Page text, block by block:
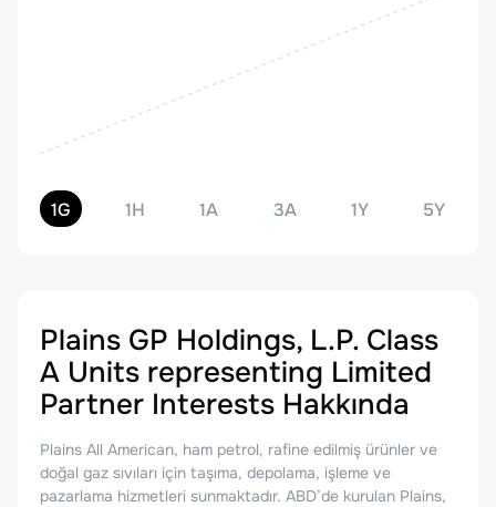
1G 1H 1A 3A 1Y 5Y
Plains GP Holdings, L.P. Class
A Units representing Limited
Partner Interests Hakkında
Plains All American, ham petrol, rafine edilmiş ürünler ve
doğal gaz sıvıları için taşıma, depolama, işleme ve
pazarlama hizmetleri sunmaktadır. ABD’de kurulan Plains,